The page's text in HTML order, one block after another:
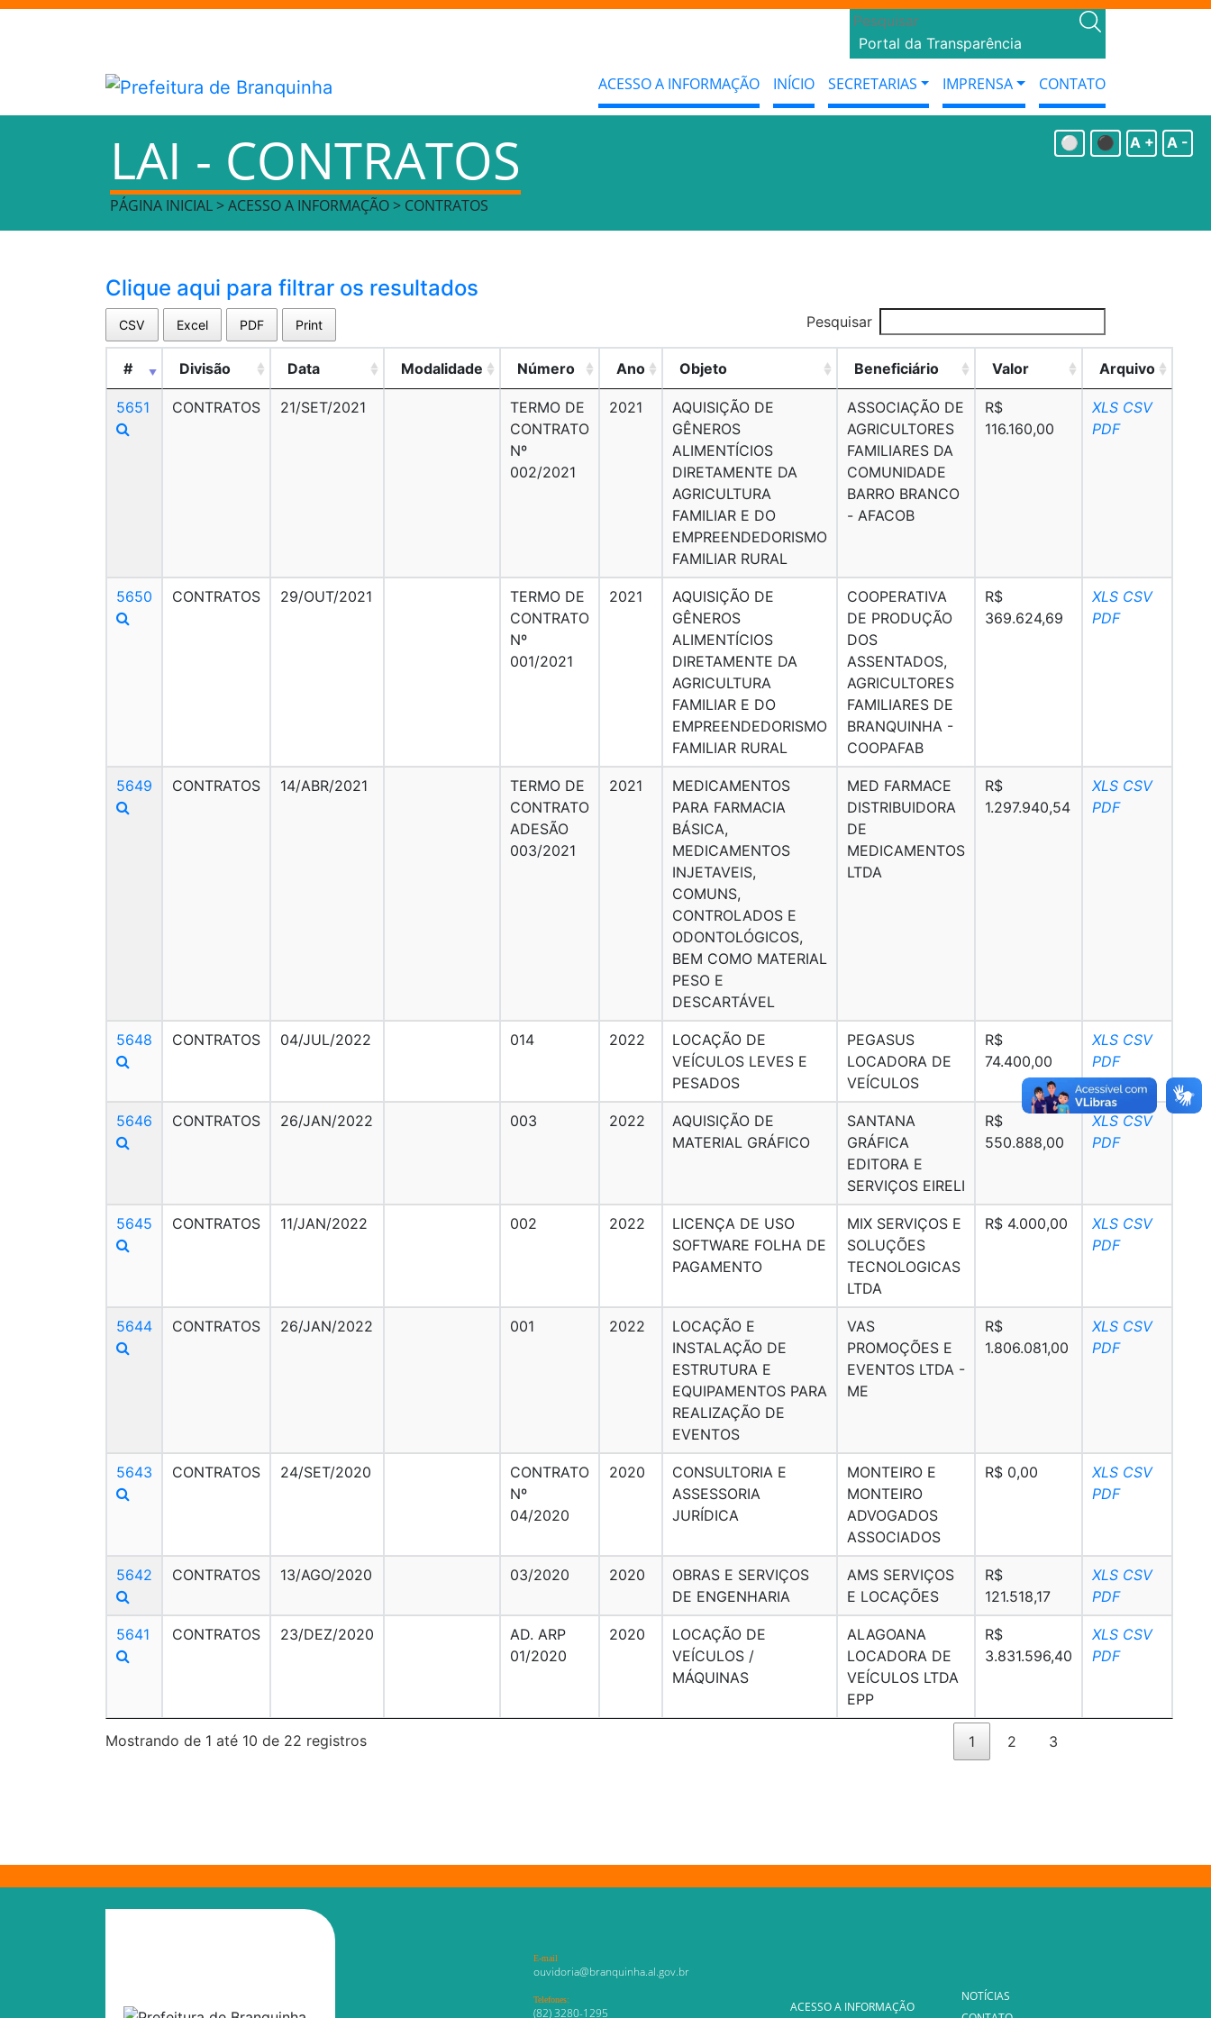
Portal da Transparência
ACESSO A INFORMAÇÃO INÍCIO SECRETARIAS IMPRENSA CONTATO
LAI - CONTRATOS
PÁGINA INICIAL > ACESSO A INFORMAÇÃO > CONTRATOS
A -
A +
⚫
⚪
Clique aqui para filtrar os resultados
CSV Excel PDF Print Pesquisar
# Divisão Data Modalidade Número Ano Objeto Beneficiário Valor Arquivo
5651 CONTRATOS 21/SET/2021
TERMO DE
CONTRATO
Nº
002/2021
2021
AQUISIÇÃO DE
GÊNEROS
ALIMENTÍCIOS
DIRETAMENTE DA
AGRICULTURA
FAMILIAR E DO
EMPREENDEDORISMO
FAMILIAR RURAL
ASSOCIAÇÃO DE
AGRICULTORES
FAMILIARES DA
COMUNIDADE
BARRO BRANCO
- AFACOB
R$
116.160,00
XLS CSV
PDF
5650 CONTRATOS 29/OUT/2021
TERMO DE
CONTRATO
Nº
001/2021
2021
AQUISIÇÃO DE
GÊNEROS
ALIMENTÍCIOS
DIRETAMENTE DA
AGRICULTURA
FAMILIAR E DO
EMPREENDEDORISMO
FAMILIAR RURAL
COOPERATIVA
DE PRODUÇÃO
DOS
ASSENTADOS,
AGRICULTORES
FAMILIARES DE
BRANQUINHA -
COOPAFAB
R$
369.624,69
XLS CSV
PDF
5649 CONTRATOS 14/ABR/2021
TERMO DE
CONTRATO
ADESÃO
003/2021
2021
MEDICAMENTOS
PARA FARMACIA
BÁSICA,
MEDICAMENTOS
INJETAVEIS,
COMUNS,
CONTROLADOS E
ODONTOLÓGICOS,
BEM COMO MATERIAL
PESO E
DESCARTÁVEL
MED FARMACE
DISTRIBUIDORA
DE
MEDICAMENTOS
LTDA
R$
1.297.940,54
XLS CSV
PDF
5648 CONTRATOS 04/JUL/2022 014 2022
LOCAÇÃO DE
VEÍCULOS LEVES E
PESADOS
PEGASUS
LOCADORA DE
VEÍCULOS
R$
74.400,00
XLS CSV
PDF
5646 CONTRATOS 26/JAN/2022 003 2022
AQUISIÇÃO DE
MATERIAL GRÁFICO
SANTANA
GRÁFICA
EDITORA E
SERVIÇOS EIRELI
R$
550.888,00
XLS CSV
PDF
5645 CONTRATOS 11/JAN/2022 002 2022
LICENÇA DE USO
SOFTWARE FOLHA DE
PAGAMENTO
MIX SERVIÇOS E
SOLUÇÕES
TECNOLOGICAS
LTDA
R$ 4.000,00 XLS CSV
PDF
5644 CONTRATOS 26/JAN/2022 001 2022
LOCAÇÃO E
INSTALAÇÃO DE
ESTRUTURA E
EQUIPAMENTOS PARA
REALIZAÇÃO DE
EVENTOS
VAS
PROMOÇÕES E
EVENTOS LTDA -
ME
R$
1.806.081,00
XLS CSV
PDF
5643 CONTRATOS 24/SET/2020
CONTRATO
Nº
04/2020
2020
CONSULTORIA E
ASSESSORIA
JURÍDICA
MONTEIRO E
MONTEIRO
ADVOGADOS
ASSOCIADOS
R$ 0,00 XLS CSV
PDF
5642 CONTRATOS 13/AGO/2020 03/2020 2020
OBRAS E SERVIÇOS
DE ENGENHARIA
AMS SERVIÇOS
E LOCAÇÕES
R$
121.518,17
XLS CSV
PDF
5641 CONTRATOS 23/DEZ/2020
AD. ARP
01/2020
2020
LOCAÇÃO DE
VEÍCULOS /
MÁQUINAS
ALAGOANA
LOCADORA DE
VEÍCULOS LTDA
EPP
R$
3.831.596,40
XLS CSV
PDF
Mostrando de 1 até 10 de 22 registros 1 2 3
E-mail
ouvidoria@branquinha.al.gov.br
Telefones:
(82) 3280-1295 ACESSO A INFORMAÇÃO
NOTÍCIAS